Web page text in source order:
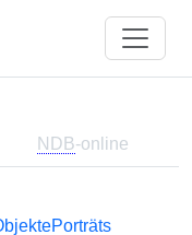
NDB-online
Porträts